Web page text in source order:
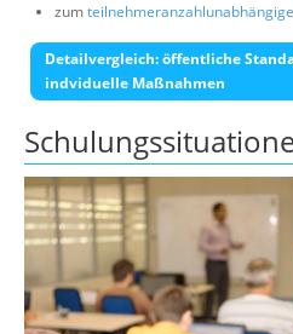
zum
Detailvergleich: öffentliche
indviduelle Maßnahmen